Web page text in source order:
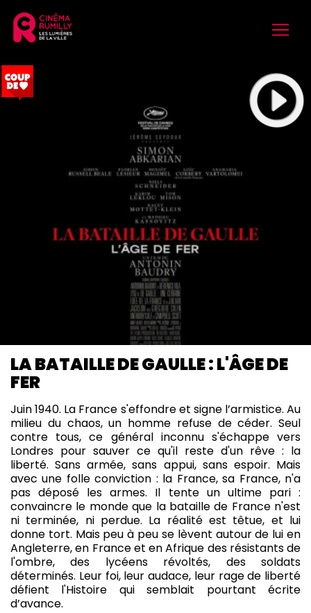
LA BATAILLE DE GAULLE : L'ÂGE DE
FER
Juin 1940. La France s'effondre et signe l’armistice. Au
milieu du chaos, un homme refuse de céder. Seul
contre tous, ce général inconnu s'échappe vers
Londres pour sauver ce qu'il reste d'un rêve : la
liberté. Sans armée, sans appui, sans espoir. Mais
avec une folle conviction : la France, sa France, n'a
pas déposé les armes. Il tente un ultime pari :
convaincre le monde que la bataille de France n'est
ni terminée, ni perdue. La réalité est têtue, et lui
donne tort. Mais peu à peu se lèvent autour de lui en
Angleterre, en France et en Afrique des résistants de
l'ombre, des lycéens révoltés, des soldats
déterminés. Leur foi, leur audace, leur rage de liberté
défient l'Histoire qui semblait pourtant écrite
d’avance.